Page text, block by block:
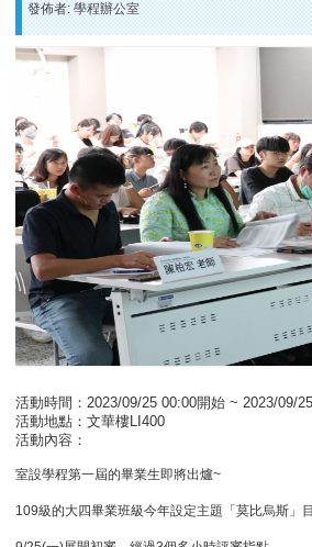
發佈者: 學程辦公室
活動時間：2023/09/25 00:00開始 ~ 2023/09/
活動地點：文華樓LI400
活動內容：
室設學程第一屆的畢業生即將出爐~
109級的大四畢業班級今年設定主題「莫比烏斯」